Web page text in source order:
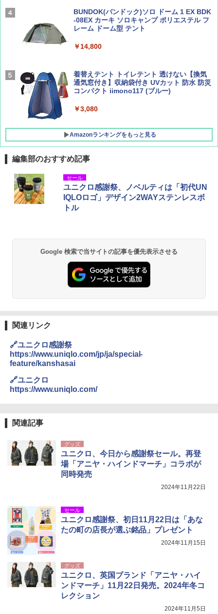
AIRLINE（エアライン）2026年9月号【特
集】ボーイング110周年を祝して！
￥1,760
A26 地球の歩き方 チェコ ポーランド スロヴ
ァキア 2026～2027 地球の歩き方A ヨーロッ
ーティング フルクローズ メッシュ 3-4人用
簡単設置 ポップアップテント エクルベージ
ュ(BC仕様) PATC-150B(EB)
￥9,990
[キャンパーズコレクション 山善] 傘みたいに
広げるだけ パッとサッとテント キューブワ
イド ブラックコーティング フルクローズ メ
ATCW-150B エクルベージュ
BUNDOK(バンドック)ソロ ドーム 1 EX BDK
-08EX カーキ ソロキャンプ ポリエステル フ
レーム ドーム型 テント
￥14,800
着替えテント トイレテント 透けない【換気
通気窓付き】収納袋付き UVカット 防水 防災
コンパクト iimono117 (ブルー)
￥3,080
Amazonランキングをもっと見る
編集部のおすすめ記事
セール
ユニクロ感謝祭、ノベルティは「初代UN
IQLOロゴ」デザイン2WAYステンレスボ
トル
Google 検索で当サイトの記事を優先表示させる
関連リンク
🔗ユニクロ感謝祭
https://www.uniqlo.com/jp/ja/special-
feature/kanshasai
🔗ユニクロ
https://www.uniqlo.com/
関連記事
グッズ
ユニクロ、今日から感謝祭セール。再登
場「アニヤ・ハインドマーチ」コラボが
同時発売
2024年11月22日
セール
ユニクロ感謝祭、初日11月22日は「あな
たの町の店長が選ぶ銘品」プレゼント
2024年11月15日
グッズ
ユニクロ、英国ブランド「アニヤ・ハイ
ンドマーチ」11月22日発売。2024年冬コ
レクション
2024年11月5日